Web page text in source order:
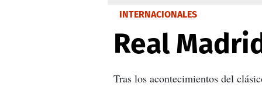
INTERNACIONALES
Real
Tras los acontecimientos del